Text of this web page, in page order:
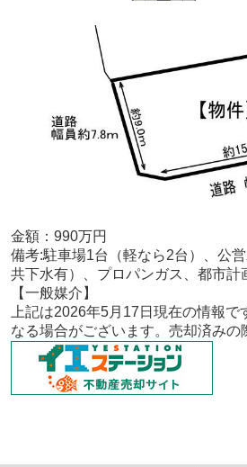
金額：990万円
備考:駐車場1台（軽なら2台）、公
共下水有）、プロパンガス、都市計
【一般媒介 】
上記は2026年5月17 日現在の情報で
なる場合がございます。売却済みの